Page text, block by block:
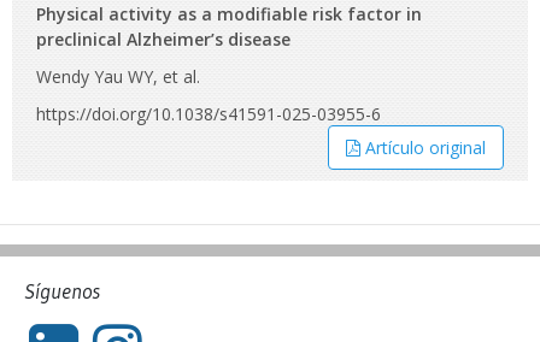
Physical activity as a modifiable risk factor in
preclinical Alzheimer’s disease
Wendy Yau WY, et al.
https://doi.org/10.1038/s41591-025-03955-6
Artículo original
Síguenos